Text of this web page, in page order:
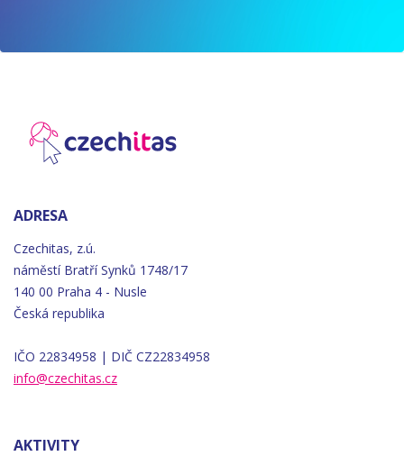
ADRESA
Czechitas, z.ú.
náměstí Bratří Synků 1748/17
140 00 Praha 4 - Nusle
Česká republika
IČO 22834958 | DIČ CZ22834958
info@czechitas.cz
AKTIVITY